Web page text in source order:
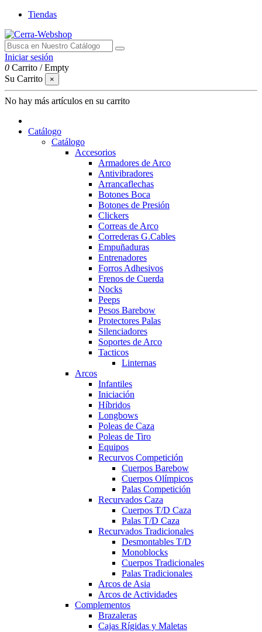
Tiendas
Iniciar sesión
0 Carrito /Empty
Su Carrito
×
No hay más artículos en su carrito
Catálogo
Catálogo
Accesorios
Armadores de Arco
Antivibradores
Arrancaflechas
Botones Boca
Botones de Presión
Clickers
Correas de Arco
Correderas G.Cables
Empuñaduras
Entrenadores
Forros Adhesivos
Frenos de Cuerda
Nocks
Peeps
Pesos Barebow
Protectores Palas
Silenciadores
Soportes de Arco
Tacticos
Linternas
Arcos
Infantiles
Iniciación
Híbridos
Longbows
Poleas de Caza
Poleas de Tiro
Equipos
Recurvos Competición
Cuerpos Barebow
Cuerpos Olímpicos
Palas Competición
Recurvados Caza
Cuerpos T/D Caza
Palas T/D Caza
Recurvados Tradicionales
Desmontables T/D
Monoblocks
Cuerpos Tradicionales
Palas Tradicionales
Arcos de Asia
Arcos de Actividades
Complementos
Brazaleras
Cajas Rígidas y Maletas